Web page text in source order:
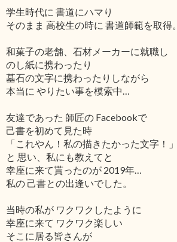
学生時代に 書道にハマり
そのまま 高校生の時に 書道師範を取得。
和菓子の老舗、石材メーカーに就職し
のし紙に携わったり
墓石の文字に携わったりしながら
本当に やりたい事を模索中…
友達であった 師匠の Facebookで
己書を初めて見た時
「これやん！私の描きたかった文字！」
と 思い、私にも教えてと
幸座に来て貰ったのが 2019年…
私の 己書との出逢いでした。
当時の私が ワクワクしたように
幸座に来て ワクワク楽しい
そこに居る皆さんが